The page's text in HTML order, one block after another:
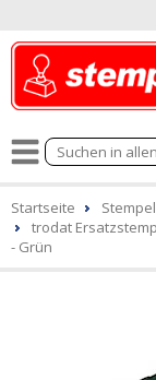
Startseite
trodat
- Grün